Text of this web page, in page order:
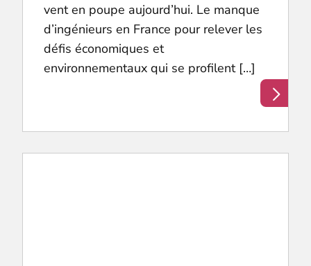
vent en poupe aujourd’hui. Le manque
d’ingénieurs en France pour relever les
défis économiques et
environnementaux qui se profilent […]